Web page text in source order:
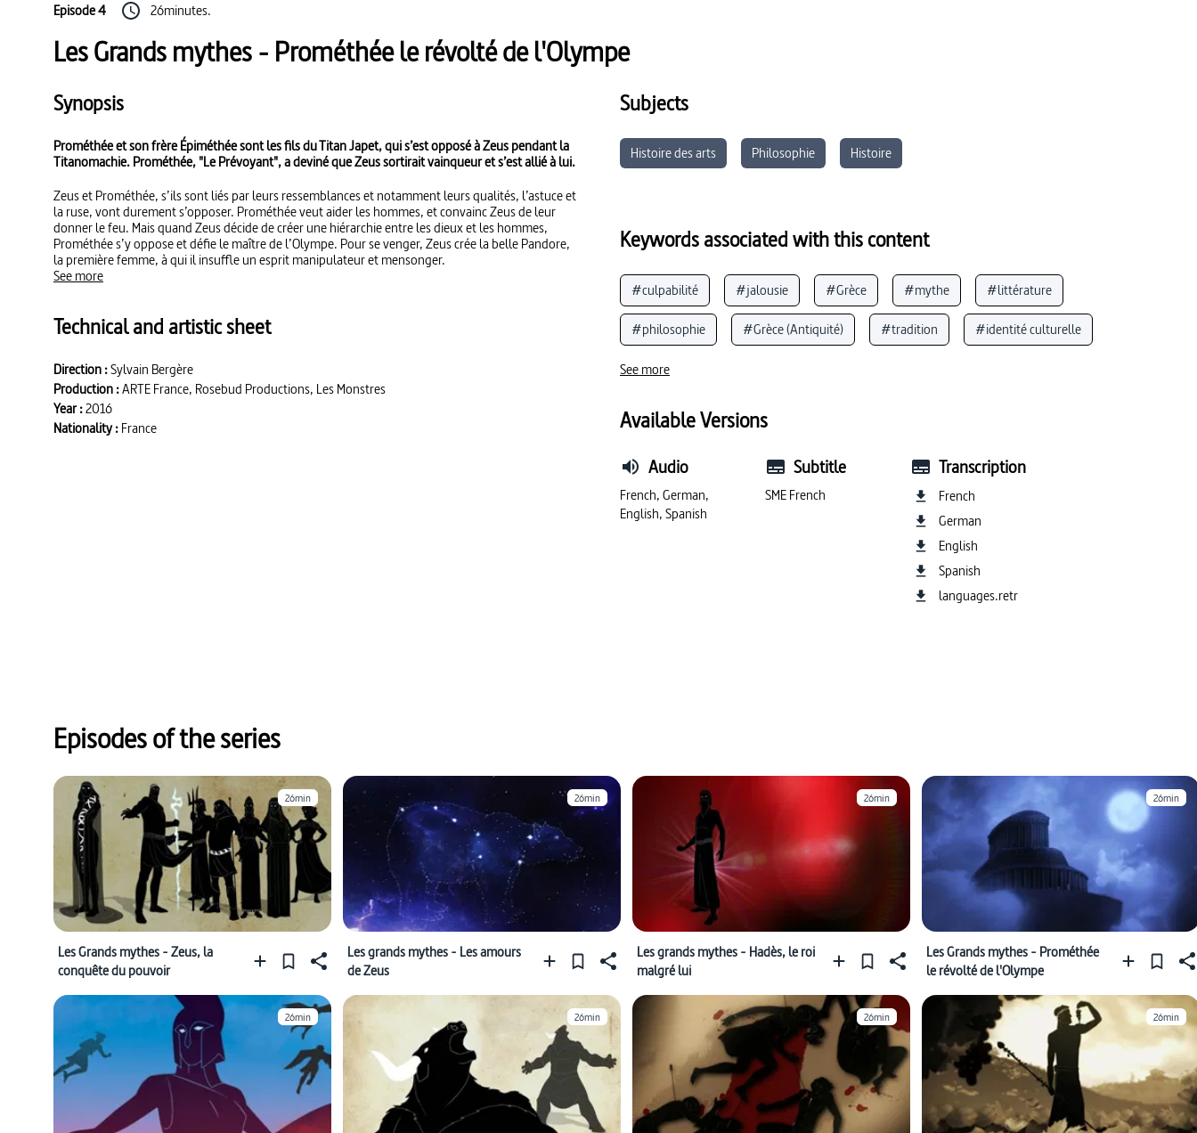
Episode 4 26minutes.
Les Grands mythes - Prométhée le révolté de l'Olympe
Synopsis
Prométhée et son frère Épiméthée sont les fils du Titan Japet, qui s’est opposé à Zeus pendant la
Titanomachie. Prométhée, "Le Prévoyant", a deviné que Zeus sortirait vainqueur et s’est allié à lui.
Zeus et Prométhée, s’ils sont liés par leurs ressemblances et notamment leurs qualités, l’astuce et
la ruse, vont durement s’opposer. Prométhée veut aider les hommes, et convainc Zeus de leur
donner le feu. Mais quand Zeus décide de créer une hiérarchie entre les dieux et les hommes,
Prométhée s’y oppose et défie le maître de l’Olympe. Pour se venger, Zeus crée la belle Pandore,
la première femme, à qui il insuffle un esprit manipulateur et mensonger.
See more
Technical and artistic sheet
Direction :Sylvain Bergère
Production :ARTE France, Rosebud Productions, Les Monstres
Year :2016
Nationality :France
Subjects
Histoire des arts Philosophie Histoire
Keywords associated with this content
#culpabilité #jalousie #Grèce #mythe #littérature
#philosophie #Grèce (Antiquité) #tradition #identité culturelle
#Olympe
#courage
See more
Available Versions
Audio
French, German,
English, Spanish
Subtitle
SME French
Transcription
French
German
English
Spanish
languages.retr
Episodes of the series
26min
Les Grands mythes - Zeus, la
conquête du pouvoir
26min
Les grands mythes - Les amours
de Zeus
26min
Les grands mythes - Hadès, le roi
malgré lui
26min
Les Grands mythes - Prométhée
le révolté de l'Olympe
26min 26min 26min 26min